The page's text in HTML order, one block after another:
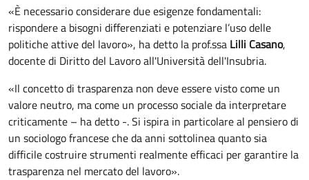
«È necessario considerare due esigenze fondamentali:
rispondere a bisogni differenziati e potenziare l’uso delle
politiche attive del lavoro», ha detto la prof.ssa Lilli Casano,
docente di Diritto del Lavoro all'Università dell'Insubria.
«Il concetto di trasparenza non deve essere visto come un
valore neutro, ma come un processo sociale da interpretare
criticamente – ha detto -. Si ispira in particolare al pensiero di
un sociologo francese che da anni sottolinea quanto sia
difficile costruire strumenti realmente efficaci per garantire la
trasparenza nel mercato del lavoro».